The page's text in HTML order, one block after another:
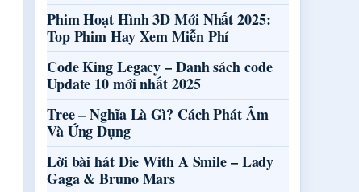
Phim Hoạt Hình 3D Mới Nhất 2025:
Top Phim Hay Xem Miễn Phí
Code King Legacy – Danh sách code
Update 10 mới nhất 2025
Tree – Nghĩa Là Gì? Cách Phát Âm
Và Ứng Dụng
Lời bài hát Die With A Smile – Lady
Gaga & Bruno Mars